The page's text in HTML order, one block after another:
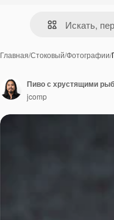
Главная/Стоковый/Фотографии/
Пиво с хрустящими
jcomp